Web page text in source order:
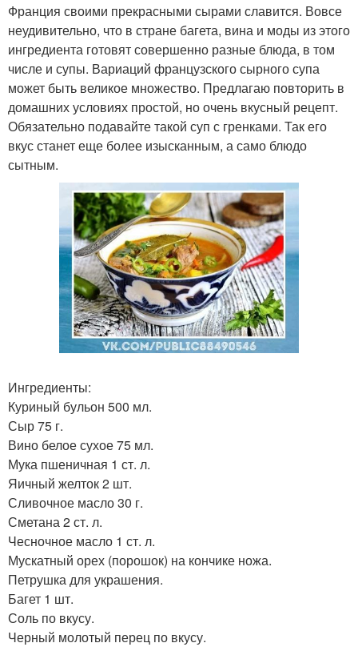
Франция своими прекрасными сырами славится. Вовсе
неудивительно, что в стране багета, вина и моды из этого
ингредиента готовят совершенно разные блюда, в том
числе и супы. Вариаций французского сырного супа
может быть великое множество. Предлагаю повторить в
домашних условиях простой, но очень вкусный рецепт.
Обязательно подавайте такой суп с гренками. Так его
вкус станет еще более изысканным, а само блюдо
сытным.
Ингредиенты:
Куриный бульон 500 мл.
Сыр 75 г.
Вино белое сухое 75 мл.
Мука пшеничная 1 ст. л.
Яичный желток 2 шт.
Сливочное масло 30 г.
Сметана 2 ст. л.
Чесночное масло 1 ст. л.
Мускатный орех (порошок) на кончике ножа.
Петрушка для украшения.
Багет 1 шт.
Соль по вкусу.
Черный молотый перец по вкусу.